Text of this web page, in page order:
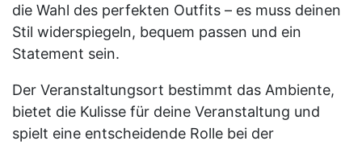
die Wahl des perfekten Outfits – es muss deinen
Stil widerspiegeln, bequem passen und ein
Statement sein.
Der Veranstaltungsort bestimmt das Ambiente,
bietet die Kulisse für deine Veranstaltung und
spielt eine entscheidende Rolle bei der